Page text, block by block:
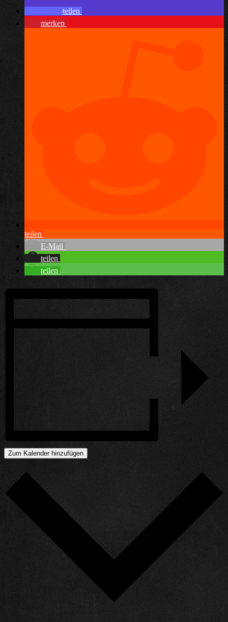
teilen
merken
teilen
E-Mail
teilen
teilen
Zum Kalender hinzufügen